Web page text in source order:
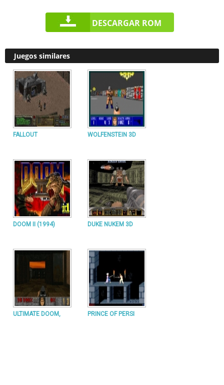
DESCARGAR ROM
Juegos similares
FALLOUT WOLFENSTEIN 3D
DOOM II (1994) DUKE NUKEM 3D
ULTIMATE DOOM, PRINCE OF PERSI